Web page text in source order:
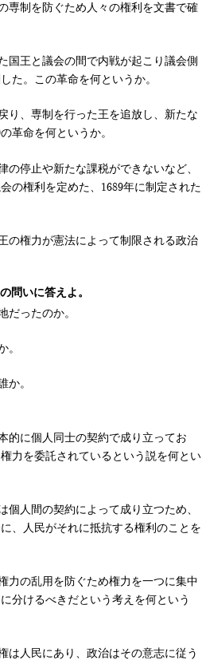
専制を防ぐため人々の権利を文書で確
国王と議会の間で内戦が起こり議会側
た。この革命を何というか。
り、専制を行った王を追放し、新たな
革命を何というか。
の停止や新たな課税ができないなど、
の権利を定めた、1689年に制定された
の権力が憲法によって制限される政治
問いに答えよ。
だったのか。
。
か。
的に個人同士の契約で成り立ってお
力を委託されているという説を何とい
個人間の契約によって成り立つため、
、人民がそれに抵抗する権利のことを
力の乱用を防ぐため権力を一つに集中
分けるべきだという考えを何という
は人民にあり、政治はその意志に従う